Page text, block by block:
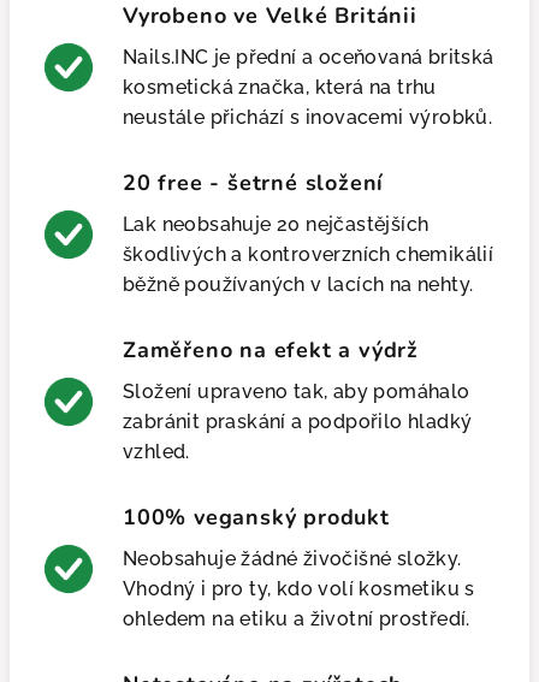
Vyrobeno ve Velké Británii
Nails.INC je přední a oceňovaná britská
kosmetická značka, která na trhu
neustále přichází s inovacemi výrobků.
20 free - šetrné složení
Lak neobsahuje 20 nejčastějších
škodlivých a kontroverzních chemikálií
běžně používaných v lacích na nehty.
Zaměřeno na efekt a výdrž
Složení upraveno tak, aby pomáhalo
zabránit praskání a podpořilo hladký
vzhled.
100% veganský produkt
Neobsahuje žádné živočišné složky.
Vhodný i pro ty, kdo volí kosmetiku s
ohledem na etiku a životní prostředí.